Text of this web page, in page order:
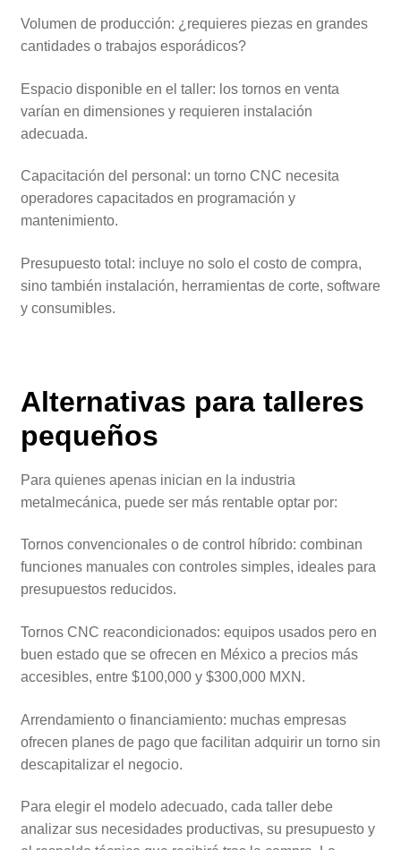
Volumen de producción: ¿requieres piezas en grandes
cantidades o trabajos esporádicos?
Espacio disponible en el taller: los tornos en venta
varían en dimensiones y requieren instalación
adecuada.
Capacitación del personal: un torno CNC necesita
operadores capacitados en programación y
mantenimiento.
Presupuesto total: incluye no solo el costo de compra,
sino también instalación, herramientas de corte, software
y consumibles.
Alternativas para talleres
pequeños
Para quienes apenas inician en la industria
metalmecánica, puede ser más rentable optar por:
Tornos convencionales o de control híbrido: combinan
funciones manuales con controles simples, ideales para
presupuestos reducidos.
Tornos CNC reacondicionados: equipos usados pero en
buen estado que se ofrecen en México a precios más
accesibles, entre $100,000 y $300,000 MXN.
Arrendamiento o financiamiento: muchas empresas
ofrecen planes de pago que facilitan adquirir un torno sin
descapitalizar el negocio.
Para elegir el modelo adecuado, cada taller debe
analizar sus necesidades productivas, su presupuesto y